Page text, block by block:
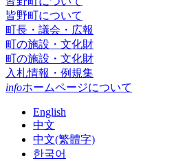
皆野町について
町長・議会・広報
町の施設・文化財
町の施設・文化財
入札情報・例規集
infoホームページについて
English
中文
中文(繁體字)
한국어